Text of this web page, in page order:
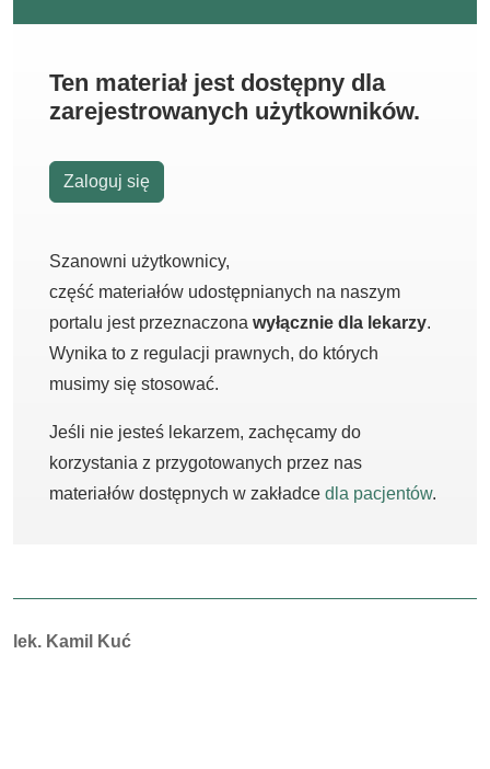
Ten materiał jest dostępny dla
zarejestrowanych użytkowników.
Zaloguj się
Szanowni użytkownicy,
część materiałów udostępnianych na naszym
portalu jest przeznaczona wyłącznie dla lekarzy.
Wynika to z regulacji prawnych, do których
musimy się stosować.
Jeśli nie jesteś lekarzem, zachęcamy do
korzystania z przygotowanych przez nas
materiałów dostępnych w zakładce dla pacjentów.
Autorzy:
lek. Kamil Kuć